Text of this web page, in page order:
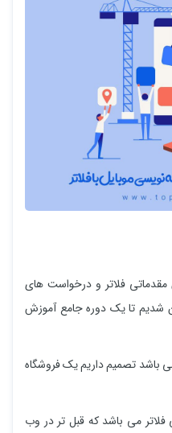
مقدماتی فلاتر و درخواست های
آن شدیم تا یک دوره جامع آموزش
باشد تصمیم داریم یک فروشگاه
می باشد که قبل تر در وب